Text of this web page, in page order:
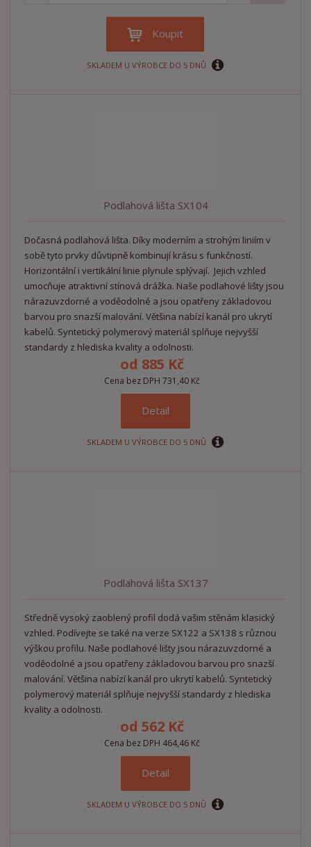
Koupit
SKLADEM U VÝROBCE DO 5 DNŮ
Podlahová lišta SX104
Dočasná podlahová lišta. Díky moderním a strohým liniím v
sobě tyto prvky důvtipně kombinují krásu s funkčností.
Horizontální i vertikální linie plynule splývají. Jejich vzhled
umocňuje atraktivní stínová drážka. Naše podlahové lišty jsou
nárazuvzdorné a voděodolné a jsou opatřeny základovou
barvou pro snazší malování. Většina nabízí kanál pro ukrytí
kabelů. Syntetický polymerový materiál splňuje nejvyšší
standardy z hlediska kvality a odolnosti.
od 885 Kč
Cena bez DPH 731,40 Kč
Detail
SKLADEM U VÝROBCE DO 5 DNŮ
Podlahová lišta SX137
Středně vysoký zaoblený profil dodá vašim stěnám klasický
vzhled. Podívejte se také na verze SX122 a SX138 s různou
výškou profilu. Naše podlahové lišty jsou nárazuvzdorné a
voděodolné a jsou opatřeny základovou barvou pro snazší
malování. Většina nabízí kanál pro ukrytí kabelů. Syntetický
polymerový materiál splňuje nejvyšší standardy z hlediska
kvality a odolnosti.
od 562 Kč
Cena bez DPH 464,46 Kč
Detail
SKLADEM U VÝROBCE DO 5 DNŮ